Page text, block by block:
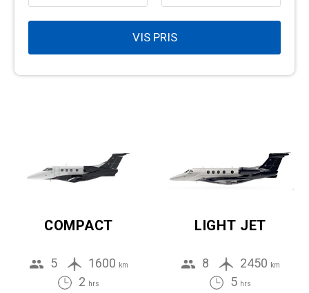
VIS PRIS
COMPACT
5 1600 km
2 hrs
LIGHT JET
8 2450 km
5 hrs